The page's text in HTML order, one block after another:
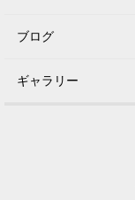
ブログ
ギャラリー